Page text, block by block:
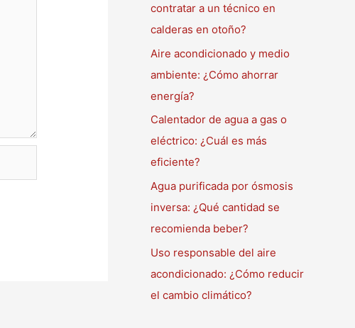
contratar a un técnico en
calderas en otoño?
Aire acondicionado y medio
ambiente: ¿Cómo ahorrar
energía?
Calentador de agua a gas o
eléctrico: ¿Cuál es más
eficiente?
Agua purificada por ósmosis
inversa: ¿Qué cantidad se
recomienda beber?
Uso responsable del aire
acondicionado: ¿Cómo reducir
el cambio climático?